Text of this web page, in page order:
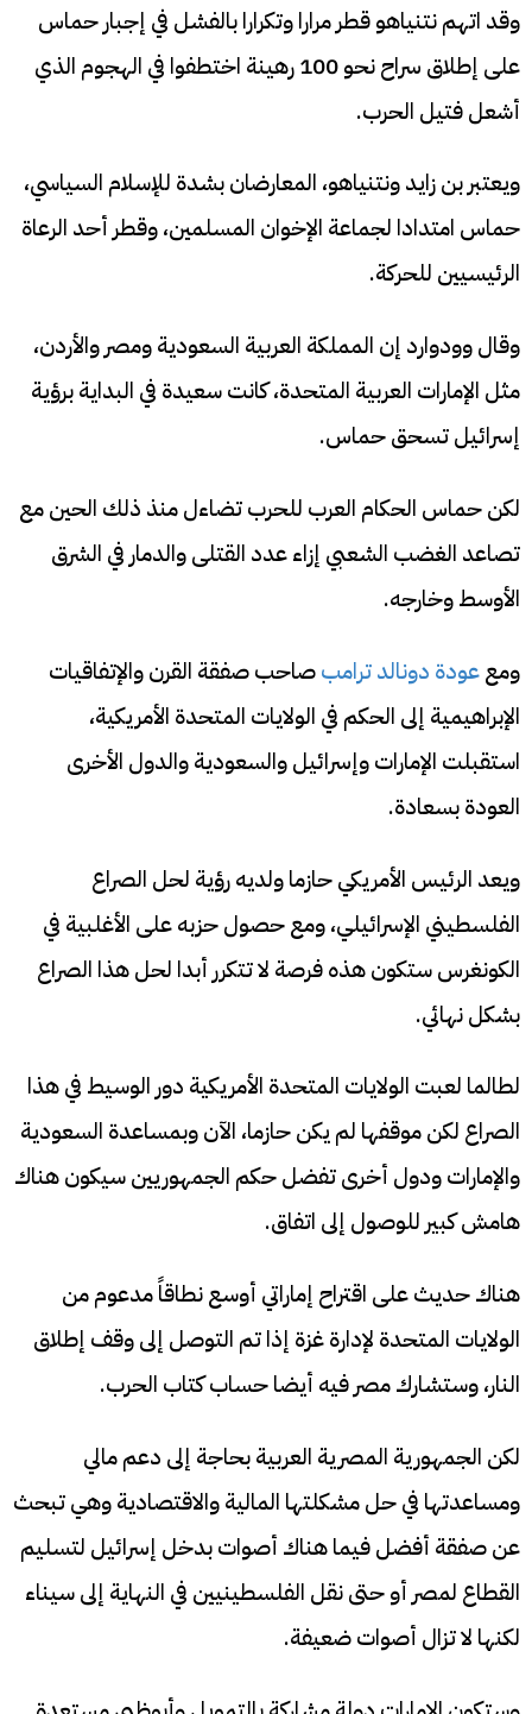
وقد اتهم نتنياهو قطر مرارا وتكرارا بالفشل في إجبار حماس
على إطلاق سراح نحو 100 رهينة اختطفوا في الهجوم الذي
أشعل فتيل الحرب.
ويعتبر بن زايد ونتنياهو، المعارضان بشدة للإسلام السياسي،
حماس امتدادا لجماعة الإخوان المسلمين، وقطر أحد الرعاة
الرئيسيين للحركة.
وقال وودوارد إن المملكة العربية السعودية ومصر والأردن،
مثل الإمارات العربية المتحدة، كانت سعيدة في البداية برؤية
إسرائيل تسحق حماس.
لكن حماس الحكام العرب للحرب تضاءل منذ ذلك الحين مع
تصاعد الغضب الشعبي إزاء عدد القتلى والدمار في الشرق
الأوسط وخارجه.
ومععودة دونالد ترامبصاحب صفقة القرن والإتفاقيات
الإبراهيمية إلى الحكم في الولايات المتحدة الأمريكية،
استقبلت الإمارات وإسرائيل والسعودية والدول الأخرى
العودة بسعادة.
ويعد الرئيس الأمريكي حازما ولديه رؤية لحل الصراع
الفلسطيني الإسرائيلي، ومع حصول حزبه على الأغلبية في
الكونغرس ستكون هذه فرصة لا تتكرر أبدا لحل هذا الصراع
بشكل نهائي.
لطالما لعبت الولايات المتحدة الأمريكية دور الوسيط في هذا
الصراع لكن موقفها لم يكن حازما، الآن وبمساعدة السعودية
والإمارات ودول أخرى تفضل حكم الجمهوريين سيكون هناك
هامش كبير للوصول إلى اتفاق.
هناك حديث على اقتراح إماراتي أوسع نطاقاً مدعوم من
الولايات المتحدة لإدارة غزة إذا تم التوصل إلى وقف إطلاق
النار، وستشارك مصر فيه أيضا حساب كتاب الحرب.
لكن الجمهورية المصرية العربية بحاجة إلى دعم مالي
ومساعدتها في حل مشكلتها المالية والاقتصادية وهي تبحث
عن صفقة أفضل فيما هناك أصوات بدخل إسرائيل لتسليم
القطاع لمصر أو حتى نقل الفلسطينيين في النهاية إلى سيناء
لكنها لا تزال أصوات ضعيفة.